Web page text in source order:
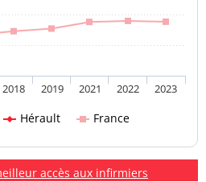
Hérault France
2018 2019 2021 2022 2023
accès aux infirmiers